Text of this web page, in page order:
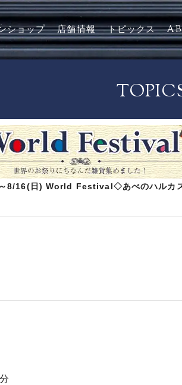
ショップ 店舗情報 トピックス
8/16(日) World Festival◇あべのハルカ